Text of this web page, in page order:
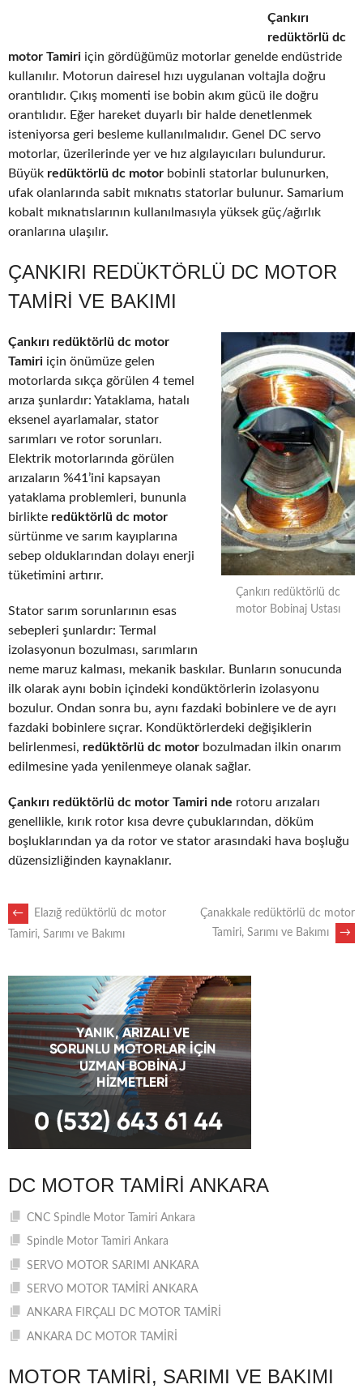
Çankırı
redüktörlü dc
motor Tamiri için gördüğümüz motorlar genelde endüstride
kullanılır. Motorun dairesel hızı uygulanan voltajla doğru
orantılıdır. Çıkış momenti ise bobin akım gücü ile doğru
orantılıdır. Eğer hareket duyarlı bir halde denetlenmek
isteniyorsa geri besleme kullanılmalıdır. Genel DC servo
motorlar, üzerilerinde yer ve hız algılayıcıları bulundurur.
Büyük redüktörlü dc motor bobinli statorlar bulunurken,
ufak olanlarında sabit mıknatıs statorlar bulunur. Samarium
kobalt mıknatıslarının kullanılmasıyla yüksek güç/ağırlık
oranlarına ulaşılır.
ÇANKIRI REDÜKTÖRLÜ DC MOTOR
TAMIRI VE BAKIMI
Çankırı redüktörlü dc
motor Bobinaj Ustası
Çankırı redüktörlü dc motor
Tamiri için önümüze gelen
motorlarda sıkça görülen 4 temel
arıza şunlardır: Yataklama, hatalı
eksenel ayarlamalar, stator
sarımları ve rotor sorunları.
Elektrik motorlarında görülen
arızaların %41’ini kapsayan
yataklama problemleri, bununla
birlikte redüktörlü dc motor
sürtünme ve sarım kayıplarına
sebep olduklarından dolayı enerji
tüketimini artırır.
Stator sarım sorunlarının esas
sebepleri şunlardır: Termal
izolasyonun bozulması, sarımların
neme maruz kalması, mekanik baskılar. Bunların sonucunda
ilk olarak aynı bobin içindeki kondüktörlerin izolasyonu
bozulur. Ondan sonra bu, aynı fazdaki bobinlere ve de ayrı
fazdaki bobinlere sıçrar. Kondüktörlerdeki değişiklerin
belirlenmesi, redüktörlü dc motor bozulmadan ilkin onarım
edilmesine yada yenilenmeye olanak sağlar.
Çankırı redüktörlü dc motor Tamiri nde rotoru arızaları
genellikle, kırık rotor kısa devre çubuklarından, döküm
boşluklarından ya da rotor ve stator arasındaki hava boşluğu
düzensizliğinden kaynaklanır.
POST
NAVIGATION
←
Elazığ redüktörlü dc motor
Tamiri, Sarımı ve Bakımı
Çanakkale redüktörlü dc motor
Tamiri, Sarımı ve Bakımı
→
DC MOTOR TAMIRI ANKARA
CNC Spindle Motor Tamiri Ankara
Spindle Motor Tamiri Ankara
SERVO MOTOR SARIMI ANKARA
SERVO MOTOR TAMİRİ ANKARA
ANKARA FIRÇALI DC MOTOR TAMİRİ
ANKARA DC MOTOR TAMİRİ
MOTOR TAMIRI, SARIMI VE BAKIMI